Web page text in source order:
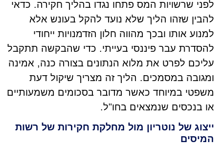
לפני שרשויות המס פתחו נגדו בהליך חקירה. כדאי
להבין שזהו הליך שלא נועד להקל בעונש אלא
למנוע אותו ובכך מהווה חלון הזדמנויות ייחודי
להסדרת עבר פיננסי בעייתי. כדי שהבקשה תתקבל
עליכם לפרט את מלוא הנתונים בצורה כנה, אמינה
ומגובה במסמכים. הליך זה מצריך שיקול דעת
משפטי במיוחד כאשר מדובר בסכומים משמעותיים
או בנכסים שנמצאים בחו"ל.
ייצוג של נוטריון מול מחלקת חקירות של רשות
המיסים